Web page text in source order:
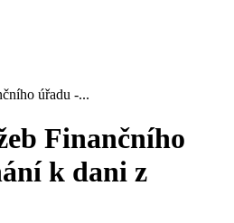
úřadu -...
Finančního
k dani z